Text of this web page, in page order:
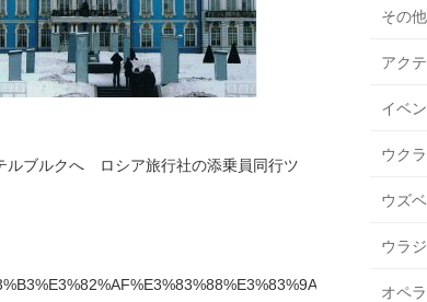
ルブルクへ ロシア旅行社の添乗員同行ツ
その他
アク
イベ
ウク
ウズ
ウラ
オペラ